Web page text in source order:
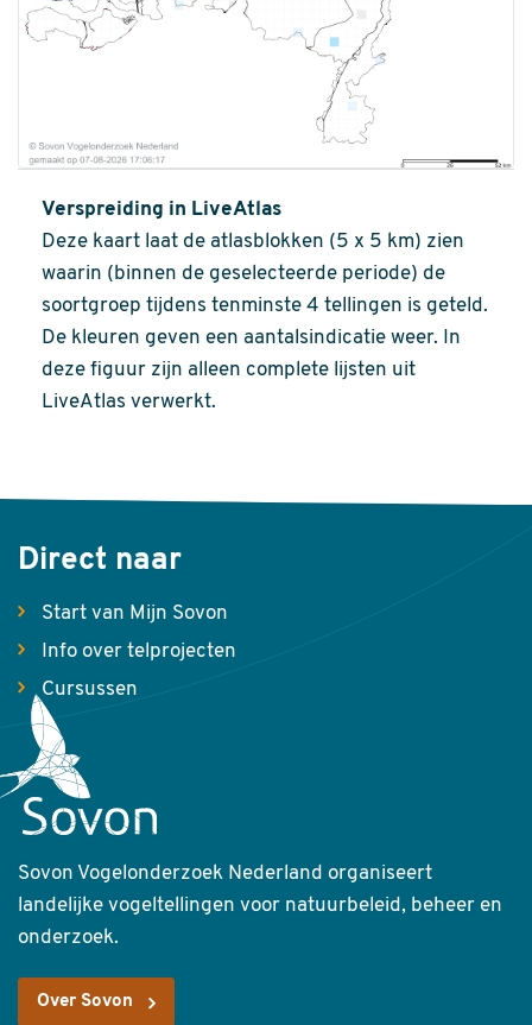
Verspreiding in LiveAtlas
Deze kaart laat de atlasblokken (5 x 5 km) zien
waarin (binnen de geselecteerde periode) de
soortgroep tijdens tenminste 4 tellingen is geteld.
De kleuren geven een aantalsindicatie weer. In
deze figuur zijn alleen complete lijsten uit
LiveAtlas verwerkt.
Direct naar
Start van Mijn Sovon
Info over telprojecten
Cursussen
Sovon Vogelonderzoek Nederland organiseert
landelijke vogeltellingen voor natuurbeleid, beheer en
onderzoek.
Over Sovon